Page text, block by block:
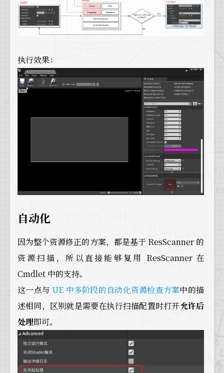
执行效果：
自动化
因为整个资源修正的方案，都是基于 ResScanner 的
资源扫描，所以直接能够复用 ResScanner 在
Cmdlet 中的支持。
这一点与 UE 中多阶段的自动化资源检查方案中的描
述相同，区别就是需要在执行扫描配置时打开允许后
处理即可。